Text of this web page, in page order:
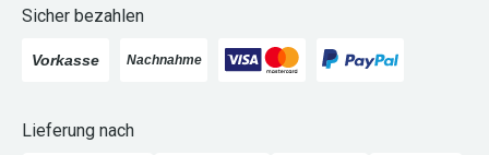
Sicher bezahlen
Lieferung nach